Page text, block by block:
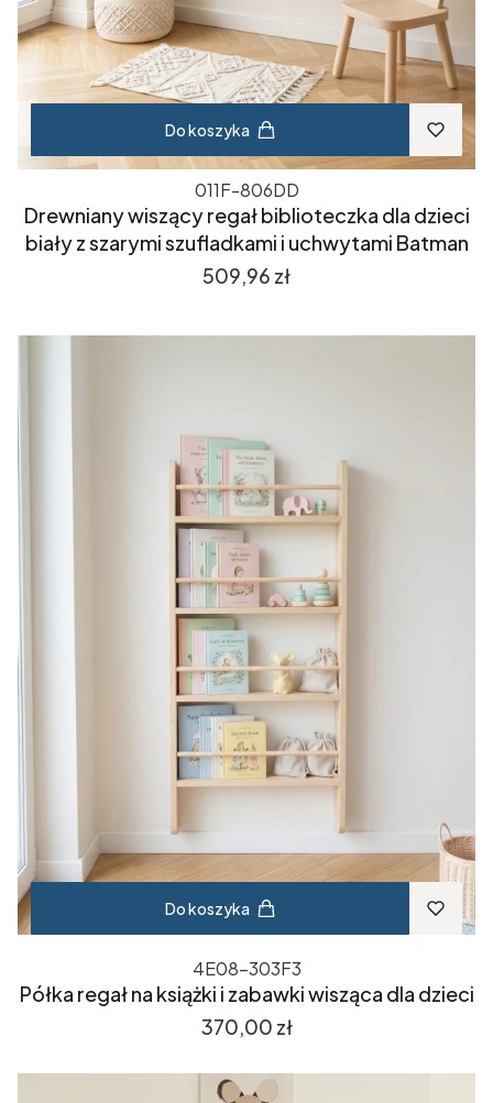
Do koszyka
011F-806DD
Drewniany wiszący regał biblioteczka dla dzieci
biały z szarymi szufladkami i uchwytami Batman
Cena
509,96 zł
Do koszyka
4E08-303F3
Półka regał na książki i zabawki wisząca dla dzieci
Cena
370,00 zł